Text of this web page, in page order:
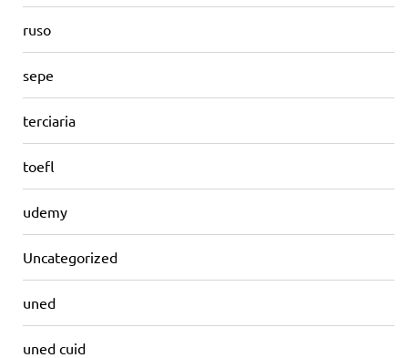
ruso
sepe
terciaria
toefl
udemy
Uncategorized
uned
uned cuid